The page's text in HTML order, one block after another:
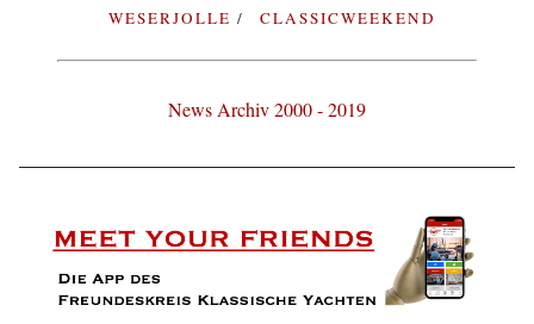
WESERJOLLE
CLASSICWEEKEND
News Archiv 2000 - 2019